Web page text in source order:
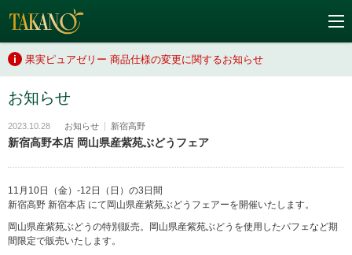
果実ピュアゼリー 商品仕様の変更に関するお知らせ
お知らせ
2023.10.28 お知らせ 新宿高野
新宿高野本店 岡山県産紫苑ぶどうフェア
11月10日（金）-12日（日）の3日間
新宿高野 新宿本店 にて岡山県産紫苑ぶどうフェアーを開催いたします。
岡山県産紫苑ぶどうの特別販売。岡山県産紫苑ぶどうを使用したパフェなど期
間限定で販売いたします。